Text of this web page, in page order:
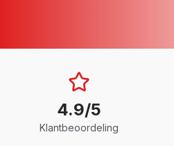
4.9/5
Klantbeoordeling